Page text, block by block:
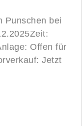
Punschen bei
Offen für
Jetzt